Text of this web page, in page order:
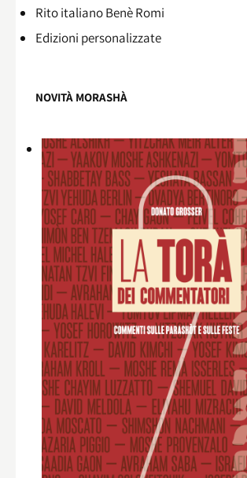
Rito italiano Benè Romi​
Edizioni personalizzate
NOVITÀ MORASHÀ